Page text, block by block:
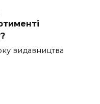
видавництва